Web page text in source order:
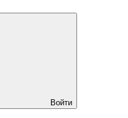
Войти